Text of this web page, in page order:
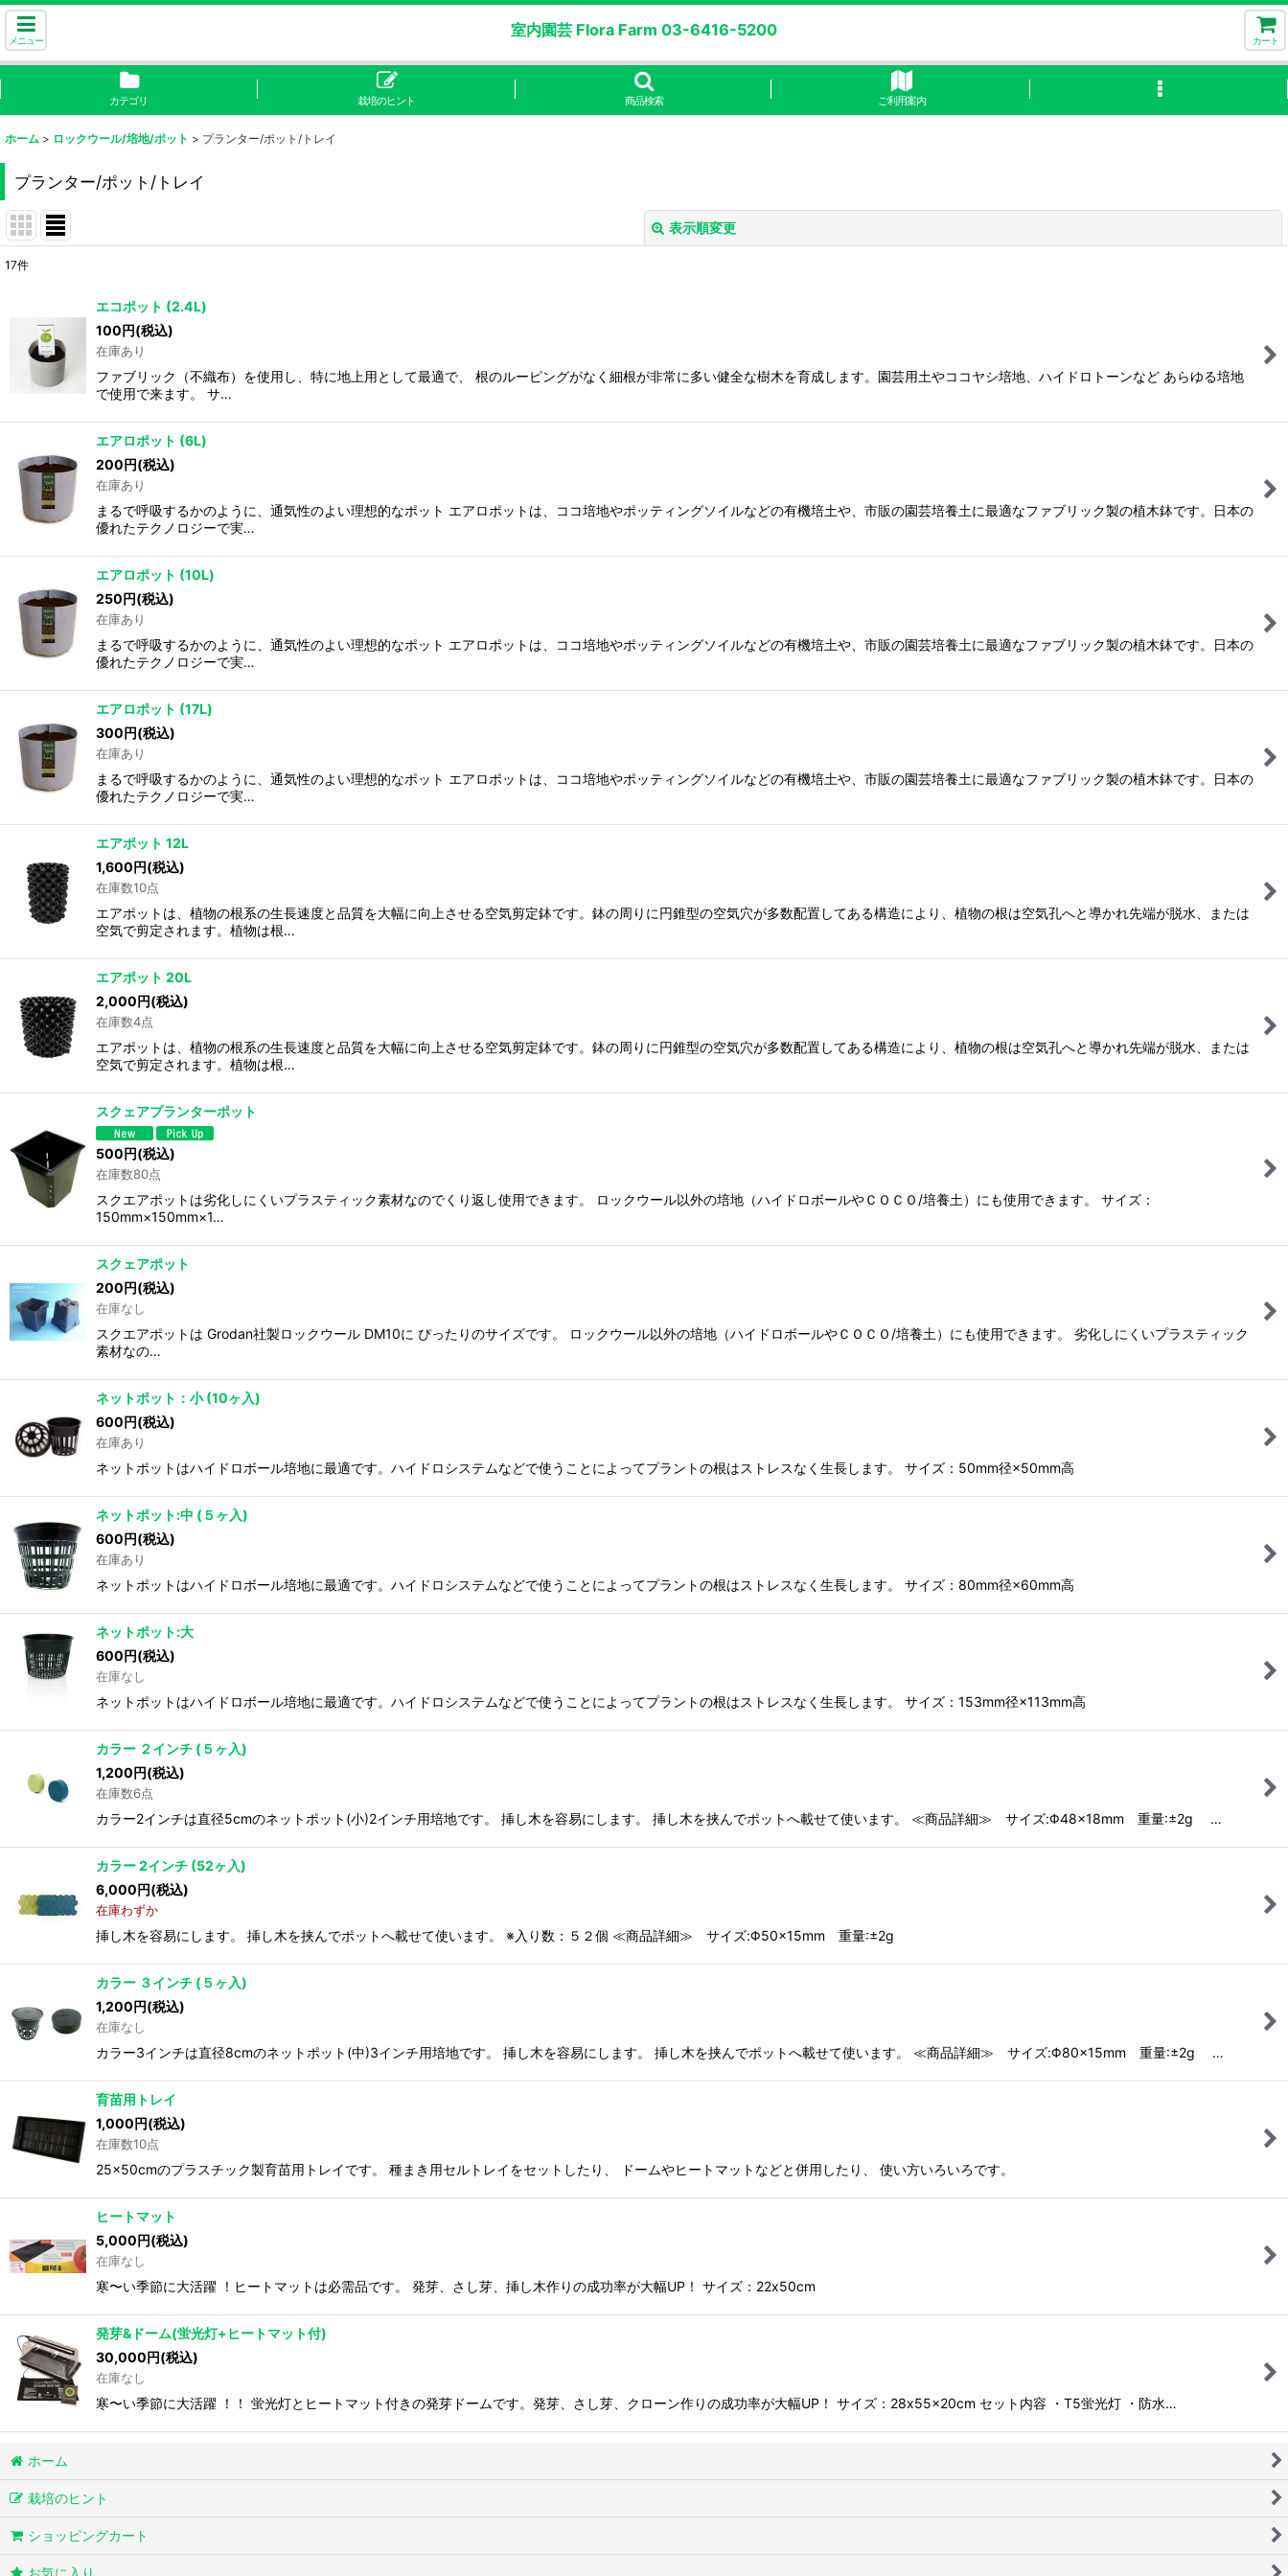
メニュー
室内園芸 Flora Farm 03-6416-5200
カート
カテゴリ 栽培のヒント 商品検索 ご利用案内
ホーム > ロックウール/培地/ポット > プランター/ポット/トレイ
プランター/ポット/トレイ
表示順変更
並び順
絞り込む
17件
エコポット (2.4L)
100円(税込)
在庫あり
ファブリック（不織布）を使用し、特に地上用として最適で、 根のルーピングがなく細根が非常に多い健全な樹木を育成します。園芸用土やココヤシ培地、ハイドロトーンなど あらゆる培地
で使用で来ます。 サ…
エアロポット (6L)
200円(税込)
在庫あり
まるで呼吸するかのように、通気性のよい理想的なポット エアロポットは、ココ培地やポッティングソイルなどの有機培土や、市販の園芸培養土に最適なファブリック製の植木鉢です。日本の
優れたテクノロジーで実…
エアロポット (10L)
250円(税込)
在庫あり
まるで呼吸するかのように、通気性のよい理想的なポット エアロポットは、ココ培地やポッティングソイルなどの有機培土や、市販の園芸培養土に最適なファブリック製の植木鉢です。日本の
優れたテクノロジーで実…
エアロポット (17L)
300円(税込)
在庫あり
まるで呼吸するかのように、通気性のよい理想的なポット エアロポットは、ココ培地やポッティングソイルなどの有機培土や、市販の園芸培養土に最適なファブリック製の植木鉢です。日本の
優れたテクノロジーで実…
エアポット 12L
1,600円(税込)
在庫数10点
エアポットは、植物の根系の生長速度と品質を大幅に向上させる空気剪定鉢です。鉢の周りに円錐型の空気穴が多数配置してある構造により、植物の根は空気孔へと導かれ先端が脱水、または
空気で剪定されます。植物は根…
エアポット 20L
2,000円(税込)
在庫数4点
エアポットは、植物の根系の生長速度と品質を大幅に向上させる空気剪定鉢です。鉢の周りに円錐型の空気穴が多数配置してある構造により、植物の根は空気孔へと導かれ先端が脱水、または
空気で剪定されます。植物は根…
スクェアプランターポット
500円(税込)
在庫数80点
スクエアポットは劣化しにくいプラスティック素材なのでくり返し使用できます。 ロックウール以外の培地（ハイドロボールやＣＯＣＯ/培養土）にも使用できます。 サイズ：
150mm×150mm×1…
スクェアポット
200円(税込)
在庫なし
スクエアポットは Grodan社製ロックウール DM10に ぴったりのサイズです。 ロックウール以外の培地（ハイドロボールやＣＯＣＯ/培養土）にも使用できます。 劣化しにくいプラスティック
素材なの…
ネットポット：小 (10ヶ入)
600円(税込)
在庫あり
ネットポットはハイドロボール培地に最適です。ハイドロシステムなどで使うことによってプラントの根はストレスなく生長します。 サイズ：50mm径×50mm高
ネットポット:中 (５ヶ入)
600円(税込)
在庫あり
ネットポットはハイドロボール培地に最適です。ハイドロシステムなどで使うことによってプラントの根はストレスなく生長します。 サイズ：80mm径×60mm高
ネットポット:大
600円(税込)
在庫なし
ネットポットはハイドロボール培地に最適です。ハイドロシステムなどで使うことによってプラントの根はストレスなく生長します。 サイズ：153mm径×113mm高
カラー ２インチ (５ヶ入)
1,200円(税込)
在庫数6点
カラー2インチは直径5cmのネットポット(小)2インチ用培地です。 挿し木を容易にします。 挿し木を挟んでポットへ載せて使います。 ≪商品詳細≫ サイズ:Φ48×18mm 重量:±2g …
カラー 2インチ (52ヶ入)
6,000円(税込)
在庫わずか
挿し木を容易にします。 挿し木を挟んでポットへ載せて使います。 ※入り数：５２個 ≪商品詳細≫ サイズ:Φ50×15mm 重量:±2g
カラー ３インチ (５ヶ入)
1,200円(税込)
在庫なし
カラー3インチは直径8cmのネットポット(中)3インチ用培地です。 挿し木を容易にします。 挿し木を挟んでポットへ載せて使います。 ≪商品詳細≫ サイズ:Φ80×15mm 重量:±2g …
育苗用トレイ
1,000円(税込)
在庫数10点
25x50cmのプラスチック製育苗用トレイです。 種まき用セルトレイをセットしたり、 ドームやヒートマットなどと併用したり、 使い方いろいろです。
ヒートマット
5,000円(税込)
在庫なし
寒〜い季節に大活躍 ！ヒートマットは必需品です。 発芽、さし芽、挿し木作りの成功率が大幅UP！ サイズ：22x50cm
発芽&ドーム(蛍光灯+ヒートマット付)
30,000円(税込)
在庫なし
寒〜い季節に大活躍 ！！ 蛍光灯とヒートマット付きの発芽ドームです。発芽、さし芽、クローン作りの成功率が大幅UP！ サイズ：28x55x20cm セット内容 ・T5蛍光灯 ・防水…
ホーム
栽培のヒント
ショッピングカート
お気に入り